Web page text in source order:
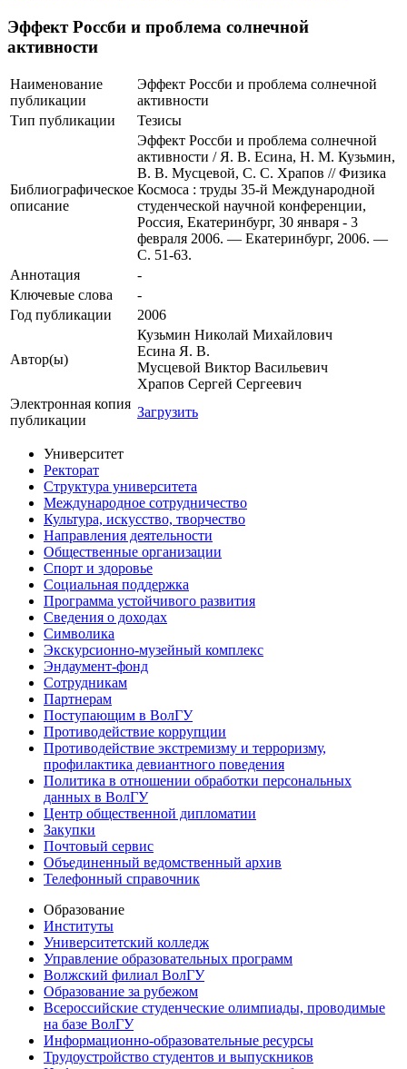
Эффект Россби и проблема солнечной
активности
Наименование
публикации
Эффект Россби и проблема солнечной
активности
Тип публикации
Тезисы
Библиографическое
описание
Эффект Россби и проблема солнечной
активности / Я. В. Есина, Н. М. Кузьмин,
В. В. Мусцевой, С. С. Храпов // Физика
Космоса : труды 35-й Международной
студенческой научной конференции,
Россия, Екатеринбург, 30 января - 3
февраля 2006. — Екатеринбург, 2006. —
С. 51-63.
Аннотация
-
Ключевые cлова
-
Год публикации
2006
Автор(ы)
Кузьмин Николай Михайлович
Есина Я. В.
Мусцевой Виктор Васильевич
Храпов Сергей Сергеевич
Электронная копия
публикации
Загрузить
Университет
Ректорат
Структура университета
Международное сотрудничество
Культура, искусство, творчество
Направления деятельности
Общественные организации
Спорт и здоровье
Социальная поддержка
Программа устойчивого развития
Сведения о доходах
Символика
Экскурсионно-музейный комплекс
Эндаумент-фонд
Сотрудникам
Партнерам
Поступающим в ВолГУ
Противодействие коррупции
Противодействие экстремизму и терроризму,
профилактика девиантного поведения
Политика в отношении обработки персональных
данных в ВолГУ
Центр общественной дипломатии
Закупки
Почтовый сервис
Объединенный ведомственный архив
Телефонный справочник
Образование
Институты
Университетский колледж
Управление образовательных программ
Волжский филиал ВолГУ
Образование за рубежом
Всероссийские студенческие олимпиады, проводимые
на базе ВолГУ
Информационно-образовательные ресурсы
Трудоустройство студентов и выпускников